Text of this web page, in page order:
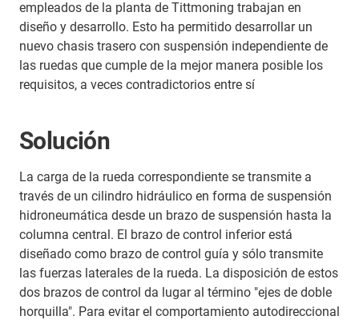
empleados de la planta de Tittmoning trabajan en
diseño y desarrollo. Esto ha permitido desarrollar un
nuevo chasis trasero con suspensión independiente de
las ruedas que cumple de la mejor manera posible los
requisitos, a veces contradictorios entre sí
Solución
La carga de la rueda correspondiente se transmite a
través de un cilindro hidráulico en forma de suspensión
hidroneumática desde un brazo de suspensión hasta la
columna central. El brazo de control inferior está
diseñado como brazo de control guía y sólo transmite
las fuerzas laterales de la rueda. La disposición de estos
dos brazos de control da lugar al término "ejes de doble
horquilla". Para evitar el comportamiento autodireccional